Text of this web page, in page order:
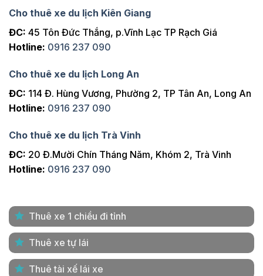
Cho thuê xe du lịch Kiên Giang
ĐC: 45 Tôn Đức Thắng, p.Vĩnh Lạc TP Rạch Giá
Hotline: 0916 237 090
Cho thuê xe du lịch Long An
ĐC: 114 Đ. Hùng Vương, Phường 2, TP Tân An, Long An
Hotline: 0916 237 090
Cho thuê xe du lịch Trà Vinh
ĐC: 20 Đ.Mười Chín Tháng Năm, Khóm 2, Trà Vinh
Hotline: 0916 237 090
Thuê xe 1 chiều đi tỉnh
Thuê xe tự lái
Thuê tài xế lái xe